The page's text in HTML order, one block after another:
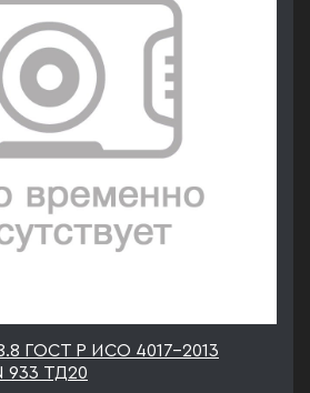
ГОСТ Р ИСО 4017-2013
933 ТД20